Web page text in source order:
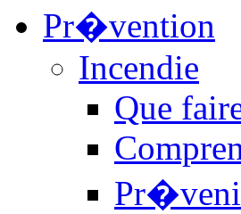
Pr�vention
Incendie
Que